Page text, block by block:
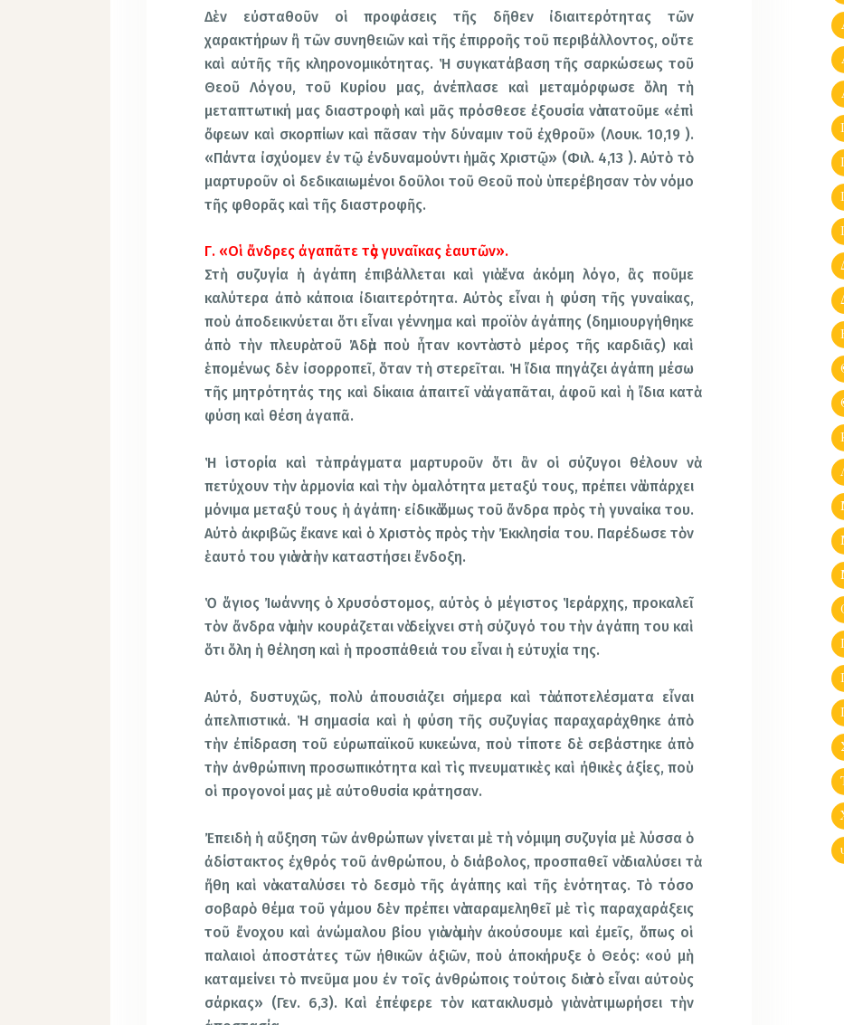
Δὲν εὐσταθοῦν οἱ προφάσεις τῆς δῆθεν ἰδιαιτερότητας τῶν
χαρακτήρων ἢ τῶν συνηθειῶν καὶ τῆς ἐπιρροῆς τοῦ περιβάλλοντος, οὔτε
καὶ αὐτῆς τῆς κληρονομικότητας. Ἡ συγκατάβαση τῆς σαρκώσεως τοῦ
Θεοῦ Λόγου, τοῦ Κυρίου μας, ἀνέπλασε καὶ μεταμόρφωσε ὅλη τὴ
μεταπτωτική μας διαστροφὴ καὶ μᾶς πρόσθεσε ἐξουσία νὰ πατοῦμε «ἐπὶ
ὄφεων καὶ σκορπίων καὶ πᾶσαν τὴν δύναμιν τοῦ ἐχθροῦ» (Λουκ. 10,19 ).
«Πάντα ἰσχύομεν ἐν τῷ ἐνδυναμούντι ἡμᾶς Χριστῷ» (Φιλ. 4,13 ). Αὐτὸ τὸ
μαρτυροῦν οἱ δεδικαιωμένοι δοῦλοι τοῦ Θεοῦ ποὺ ὑπερέβησαν τὸν νόμο
τῆς φθορᾶς καὶ τῆς διαστροφῆς.
Γ. «Οἱ ἄνδρες ἀγαπᾶτε τὰς γυναῖκας ἑαυτῶν».
Στὴ συζυγία ἡ ἀγάπη ἐπιβάλλεται καὶ γιὰ ἕνα ἀκόμη λόγο, ἂς ποῦμε
καλύτερα ἀπὸ κάποια ἰδιαιτερότητα. Αὐτὸς εἶναι ἡ φύση τῆς γυναίκας,
ποὺ ἀποδεικνύεται ὅτι εἶναι γέννημα καὶ προϊὸν ἀγάπης (δημιουργήθηκε
ἀπὸ τὴν πλευρὰ τοῦ Ἀδὰμ ποὺ ἦταν κοντὰ στὸ μέρος τῆς καρδιᾶς) καὶ
ἑπομένως δὲν ἰσορροπεῖ, ὅταν τὴ στερεῖται. Ἡ ἴδια πηγάζει ἀγάπη μέσω
τῆς μητρότητάς της καὶ δίκαια ἀπαιτεῖ νὰ ἀγαπᾶται, ἀφοῦ καὶ ἡ ἴδια κατὰ
φύση καὶ θέση ἀγαπᾶ.
Ἡ ἱστορία καὶ τὰ πράγματα μαρτυροῦν ὅτι ἂν οἱ σύζυγοι θέλουν νὰ
πετύχουν τὴν ἁρμονία καὶ τὴν ὁμαλότητα μεταξύ τους, πρέπει νὰ ὑπάρχει
μόνιμα μεταξύ τους ἡ ἀγάπη· εἰδικὰ ὅμως τοῦ ἄνδρα πρὸς τὴ γυναίκα του.
Αὐτὸ ἀκριβῶς ἔκανε καὶ ὁ Χριστὸς πρὸς τὴν Ἐκκλησία του. Παρέδωσε τὸν
ἑαυτό του γιὰ νὰ τὴν καταστήσει ἔνδοξη.
Ὁ ἅγιος Ἰωάννης ὁ Χρυσόστομος, αὐτὸς ὁ μέγιστος Ἱεράρχης, προκαλεῖ
τὸν ἄνδρα νὰ μὴν κουράζεται νὰ δείχνει στὴ σύζυγό του τὴν ἀγάπη του καὶ
ὅτι ὅλη ἡ θέληση καὶ ἡ προσπάθειά του εἶναι ἡ εὐτυχία της.
Αὐτό, δυστυχῶς, πολὺ ἀπουσιάζει σήμερα καὶ τὰ ἀποτελέσματα εἶναι
ἀπελπιστικά. Ἡ σημασία καὶ ἡ φύση τῆς συζυγίας παραχαράχθηκε ἀπὸ
τὴν ἐπίδραση τοῦ εὐρωπαϊκοῦ κυκεώνα, ποὺ τίποτε δὲ σεβάστηκε ἀπὸ
τὴν ἀνθρώπινη προσωπικότητα καὶ τὶς πνευματικὲς καὶ ἠθικὲς ἀξίες, ποὺ
οἱ προγονοί μας μὲ αὐτοθυσία κράτησαν.
Ἐπειδὴ ἡ αὔξηση τῶν ἀνθρώπων γίνεται μὲ τὴ νόμιμη συζυγία μὲ λύσσα ὁ
ἀδίστακτος ἐχθρός τοῦ ἀνθρώπου, ὁ διάβολος, προσπαθεῖ νὰ διαλύσει τὰ
ἤθη καὶ νὰ καταλύσει τὸ δεσμὸ τῆς ἀγάπης καὶ τῆς ἑνότητας. Τὸ τόσο
σοβαρὸ θέμα τοῦ γάμου δὲν πρέπει νὰ παραμεληθεῖ μὲ τὶς παραχαράξεις
τοῦ ἔνοχου καὶ ἀνώμαλου βίου γιὰ νὰ μὴν ἀκούσουμε καὶ ἐμεῖς, ὅπως οἱ
παλαιοὶ ἀποστάτες τῶν ἠθικῶν ἀξιῶν, ποὺ ἀποκήρυξε ὁ Θεός: «οὐ μὴ
καταμείνει τὸ πνεῦμα μου ἐν τοῖς ἀνθρώποις τούτοις διὰ τὸ εἶναι αὐτοὺς
σάρκας» (Γεν. 6,3). Καὶ ἐπέφερε τὸν κατακλυσμὸ γιὰ νὰ τιμωρήσει τὴν